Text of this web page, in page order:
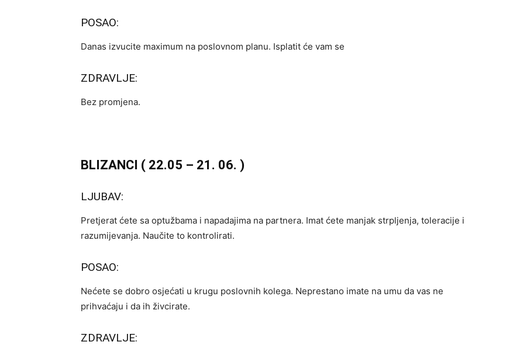
POSAO:
Danas izvucite maximum na poslovnom planu. Isplatit će vam se
ZDRAVLJE:
Bez promjena.
BLIZANCI ( 22.05 – 21. 06. )
LJUBAV:
Pretjerat ćete sa optužbama i napadajima na partnera. Imat ćete manjak strpljenja, toleracije i
razumijevanja. Naučite to kontrolirati.
POSAO:
Nećete se dobro osjećati u krugu poslovnih kolega. Neprestano imate na umu da vas ne
prihvaćaju i da ih živcirate.
ZDRAVLJE: